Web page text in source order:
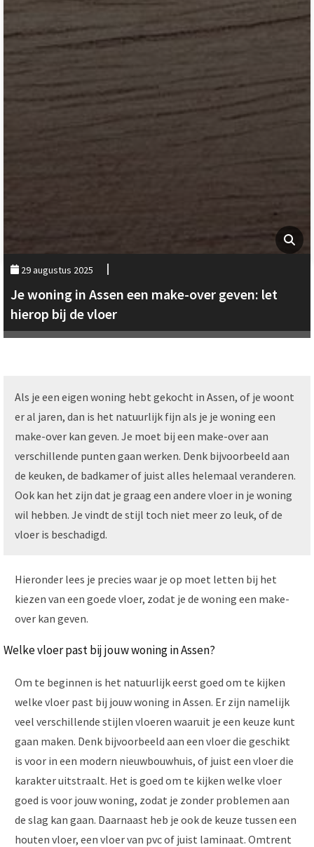
29 augustus 2025
Je woning in Assen een make-over geven: let
hierop bij de vloer
Als je een eigen woning hebt gekocht in Assen, of je woont
er al jaren, dan is het natuurlijk fijn als je je woning een
make-over kan geven. Je moet bij een make-over aan
verschillende punten gaan werken. Denk bijvoorbeeld aan
de keuken, de badkamer of juist alles helemaal veranderen.
Ook kan het zijn dat je graag een andere vloer in je woning
wil hebben. Je vindt de stijl toch niet meer zo leuk, of de
vloer is beschadigd.
Hieronder lees je precies waar je op moet letten bij het
kiezen van een goede vloer, zodat je de woning een make-
over kan geven.
Welke vloer past bij jouw woning in Assen?
Om te beginnen is het natuurlijk eerst goed om te kijken
welke vloer past bij jouw woning in Assen. Er zijn namelijk
veel verschillende stijlen vloeren waaruit je een keuze kunt
gaan maken. Denk bijvoorbeeld aan een vloer die geschikt
is voor in een modern nieuwbouwhuis, of juist een vloer die
karakter uitstraalt. Het is goed om te kijken welke vloer
goed is voor jouw woning, zodat je zonder problemen aan
de slag kan gaan. Daarnaast heb je ook de keuze tussen een
houten vloer, een vloer van pvc of juist laminaat. Omtrent